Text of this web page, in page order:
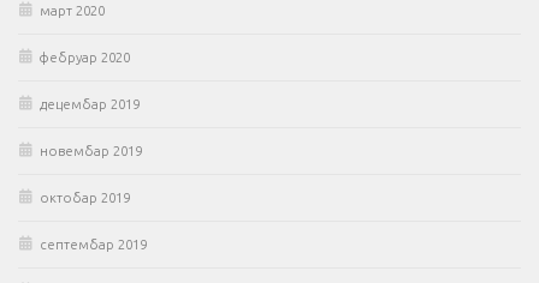
март 2020
фебруар 2020
децембар 2019
новембар 2019
октобар 2019
септембар 2019